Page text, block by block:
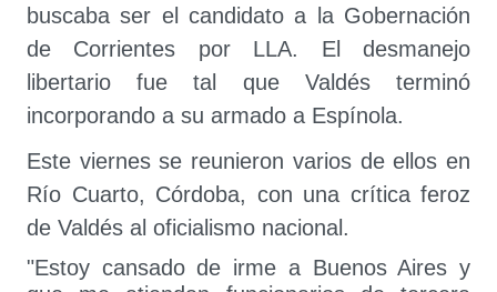
buscaba ser el candidato a la Gobernación
de Corrientes por LLA. El desmanejo
libertario fue tal que Valdés terminó
incorporando a su armado a Espínola.
Este viernes se reunieron varios de ellos en
Río Cuarto, Córdoba, con una crítica feroz
de Valdés al oficialismo nacional.
"Estoy cansado de irme a Buenos Aires y